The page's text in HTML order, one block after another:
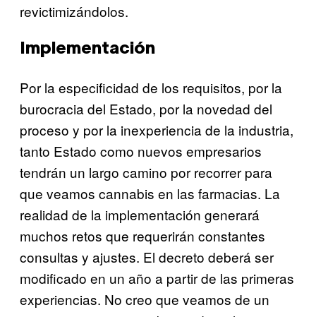
revictimizándolos.
Implementación
Por la especificidad de los requisitos, por la
burocracia del Estado, por la novedad del
proceso y por la inexperiencia de la industria,
tanto Estado como nuevos empresarios
tendrán un largo camino por recorrer para
que veamos cannabis en las farmacias. La
realidad de la implementación generará
muchos retos que requerirán constantes
consultas y ajustes. El decreto deberá ser
modificado en un año a partir de las primeras
experiencias. No creo que veamos de un